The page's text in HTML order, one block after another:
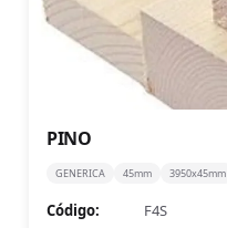
PINO
GENERICA 45mm 3950x45mm
Código:
F4S